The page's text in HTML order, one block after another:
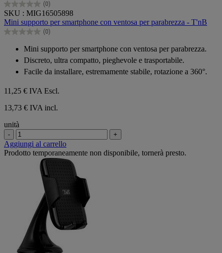
(0)
0.0
su
5
stelle.
SKU : MIG16505898
Mini supporto per smartphone con ventosa per parabrezza - T'nB
(0)
0.0
stelle.
Mini supporto per smartphone con ventosa per parabrezza.
Discreto, ultra compatto, pieghevole e trasportabile.
Facile da installare, estremamente stabile, rotazione a 360°.
11,25 € IVA Escl.
13,73 € IVA incl.
unità
- +
Aggiungi al carrello
Prodotto temporaneamente non disponibile, tornerà presto.